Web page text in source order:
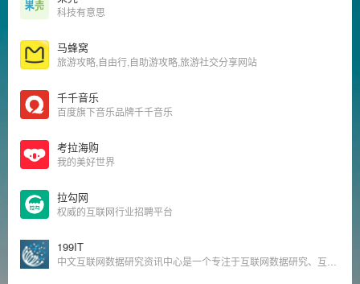
科技有意思
马蜂窝
旅游攻略,自由行,自助游攻略,旅游社交分享网站
千千音乐
百度旗下音乐品牌千千音乐
考拉海购
我的美好世界
拉勾网
权威的互联网行业招聘平台
199IT